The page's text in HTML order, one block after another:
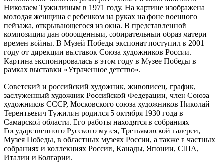
Николаем Тужилиным в 1971 году. На картине изображена
молодая женщина с ребенком на руках на фоне военного
пейзажа, открывающегося из окна. В представленной
композиции дан обобщенный, собирательный образ матери
времен войны. В Музей Победы экспонат поступил в 2001
году от дирекции выставок Союза художников России.
Картина экспонировалась в этом году в Музее Победы в
рамках выставки «Утраченное детство».
Советский и российский художник, живописец, график,
заслуженный художник Российской Федерации, член Союза
художников СССР, Московского союза художников Николай
Терентьевич Тужилин родился 5 октября 1930 года в
Самарской области. Его работы находятся в собраниях
Государственного Русского музея, Третьяковской галереи,
Музея Победы, в областных музеях России, а также в частных
собраниях и коллекциях России, Канады, Японии, США,
Италии и Болгарии.